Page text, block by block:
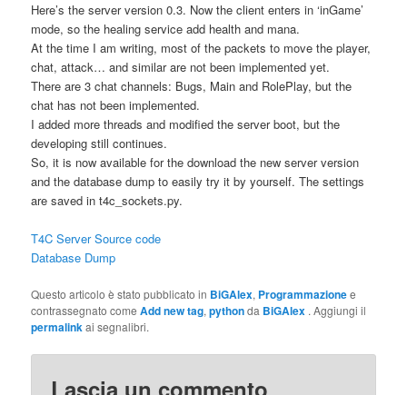
Here’s the server version 0.3. Now the client enters in ‘inGame’
mode, so the healing service add health and mana.
At the time I am writing, most of the packets to move the player,
chat, attack… and similar are not been implemented yet.
There are 3 chat channels: Bugs, Main and RolePlay, but the
chat has not been implemented.
I added more threads and modified the server boot, but the
developing still continues.
So, it is now available for the download the new server version
and the database dump to easily try it by yourself. The settings
are saved in t4c_sockets.py.
T4C Server Source code
Database Dump
Questo articolo è stato pubblicato in BiGAlex, Programmazionee
contrassegnato comeAdd new tag,pythonda BiGAlex . Aggiungi il
permalinkai segnalibri.
Lascia un commento